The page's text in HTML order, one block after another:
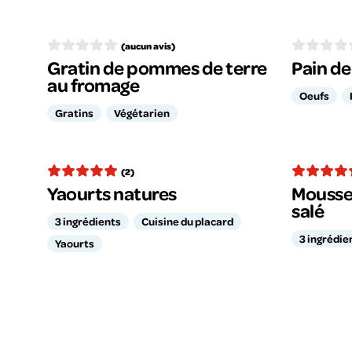
(aucun avis)
Gratin de pommes de terre
au fromage
Gratins Végétarien
Pain
Oeufs
(2)
Yaourts natures
3 ingrédients
Cuisine du placard
Yaourts
salé
3